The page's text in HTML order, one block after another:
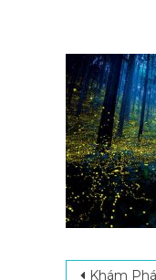
Khám Phá